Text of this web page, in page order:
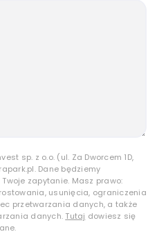
sp. z o.o. (ul. Za Dworcem 1D,
Dane będziemy
zapytanie. Masz prawo:
usunięcia, ograniczenia
przetwarzania danych, a także
danych. Tutaj dowiesz się